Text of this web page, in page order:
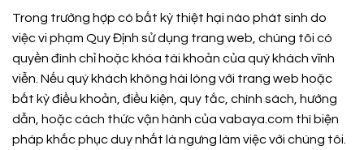
Trong trường hợp có bất kỳ thiệt hại nào phát sinh do
việc vi phạm Quy Định sử dụng trang web, chúng tôi có
quyền đình chỉ hoặc khóa tài khoản của quý khách vĩnh
viễn. Nếu quý khách không hài lòng với trang web hoặc
bất kỳ điều khoản, điều kiện, quy tắc, chính sách, hướng
dẫn, hoặc cách thức vận hành của vabaya.com thì biện
pháp khắc phục duy nhất là ngưng làm việc với chúng tôi.